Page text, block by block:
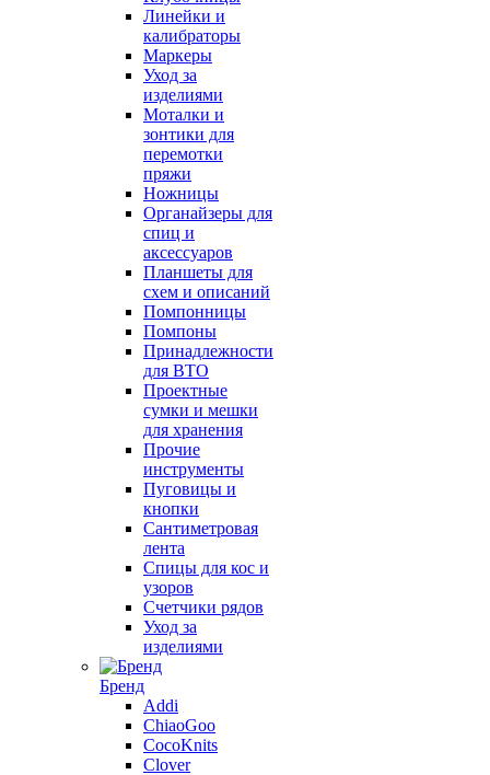
Линейки и
калибраторы
Маркеры
Уход за
изделиями
Моталки и
зонтики для
перемотки
пряжи
Ножницы
Органайзеры для
спиц и
аксессуаров
Планшеты для
схем и описаний
Помпонницы
Помпоны
Принадлежности
для ВТО
Проектные
сумки и мешки
для хранения
Прочие
инструменты
Пуговицы и
кнопки
Сантиметровая
лента
Спицы для кос и
узоров
Счетчики рядов
Уход за
изделиями
Бренд
Addi
ChiaoGoo
CocoKnits
Clover